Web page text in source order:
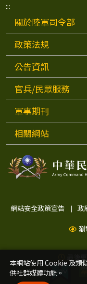
:::
關於陸軍司令部
政策法規
公告資訊
官兵/民眾服務
軍事期刊
相關網站
中
民
陸
網站安全政策宣告 政
瀏
本網站使用 Cookie 及類
供社群媒體功能。